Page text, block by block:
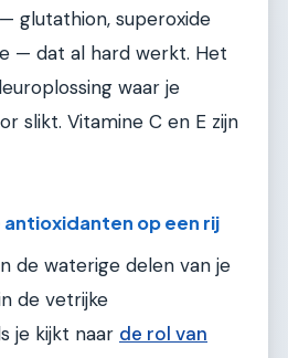
glutathion, superoxide
— dat al hard werkt. Het
waar je
slikt. Vitamine C en E zijn
op een rij
de waterige delen van je
de vetrijke
je kijkt naar de rol van